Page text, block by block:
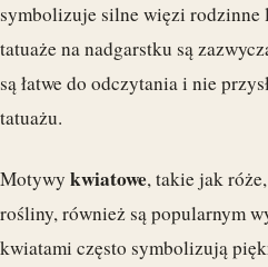
symbolizuje silne więzi
tatuaże na nadgarstku są
są łatwe do odczytania i nie
tatuażu.
Motywy kwiatowe, takie jak
rośliny, również są popularnym
kwiatami często symbolizują